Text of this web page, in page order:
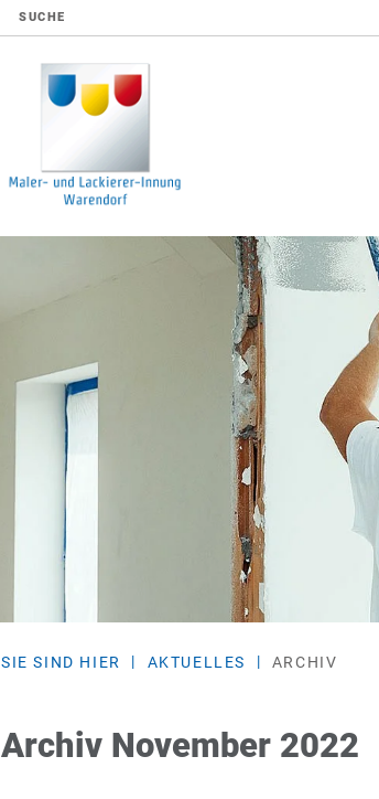
SUCHE
SIE SIND HIER AKTUELLES ARCHIV
Archiv November 2022